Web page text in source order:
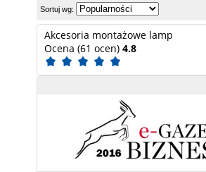
Sortuj wg:
Akcesoria montażowe lamp
Ocena (61 ocen) 4.8